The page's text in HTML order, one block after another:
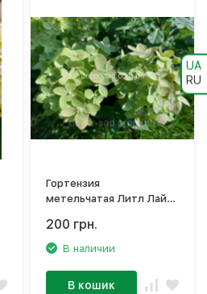
UA
RU
Гортензия
метельчатая Литл Лайм
'Little Lime'
200 грн.
В наличии
В кошик